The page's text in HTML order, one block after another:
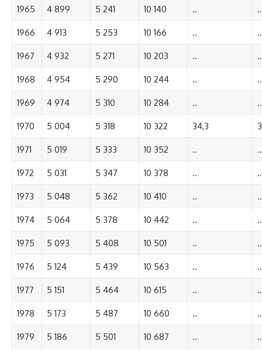
1965 4 899 5 241 10 140 .. ..
1966 4 913 5 253 10 166 .. ..
1967 4 932 5 271 10 203 .. ..
1968 4 954 5 290 10 244 .. ..
1969 4 974 5 310 10 284 .. ..
1970 5 004 5 318 10 322 34,3
1971 5 019 5 333 10 352 .. ..
1972 5 031 5 347 10 378 .. ..
1973 5 048 5 362 10 410 .. ..
1974 5 064 5 378 10 442 .. ..
1975 5 093 5 408 10 501 .. ..
1976 5 124 5 439 10 563 .. ..
1977 5 151 5 464 10 615 .. ..
1978 5 173 5 487 10 660 .. ..
1979 5 186 5 501 10 687 .. ..